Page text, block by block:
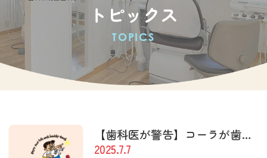
トピックス
TOPICS
【歯科医が警告】コーラが歯に与える危険とは？！
2025.7.7